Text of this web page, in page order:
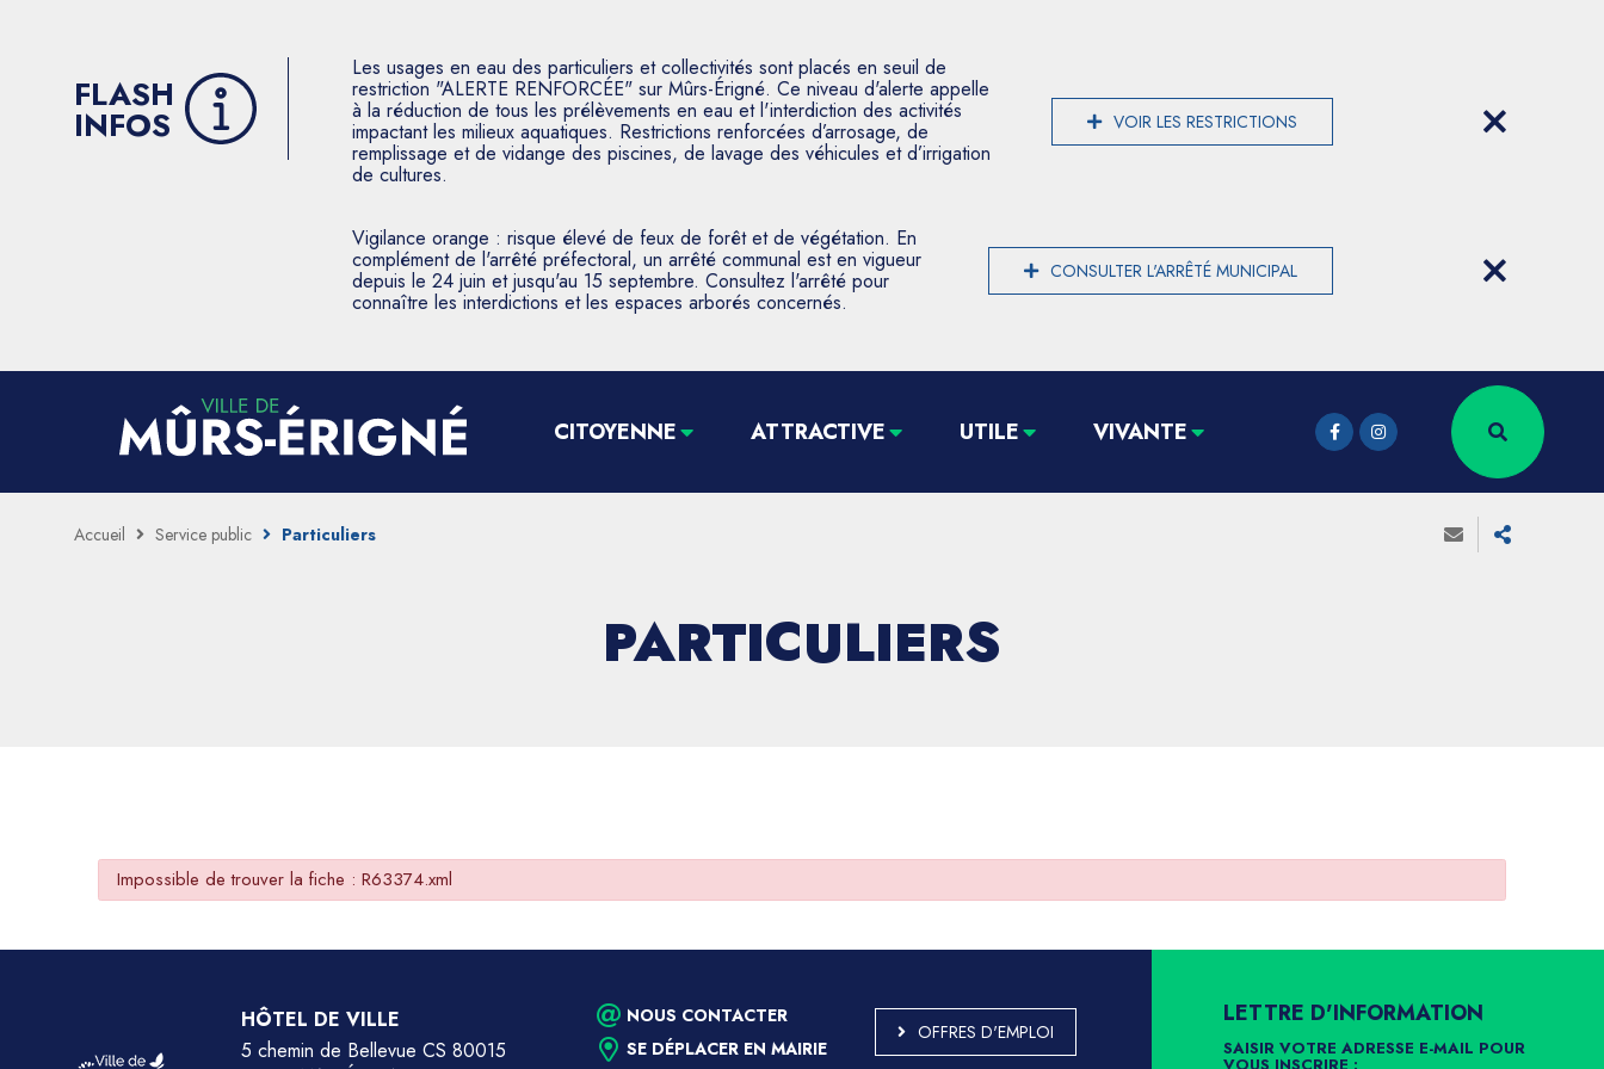
FLASH
INFOS
Les usages en eau des particuliers et collectivités sont placés en seuil de
restriction "ALERTE RENFORCÉE" sur Mûrs-Érigné. Ce niveau d'alerte appelle
à la réduction de tous les prélèvements en eau et l'interdiction des activités
impactant les milieux aquatiques. Restrictions renforcées d’arrosage, de
remplissage et de vidange des piscines, de lavage des véhicules et d’irrigation
de cultures.
VOIR LES RESTRICTIONS
Vigilance orange : risque élevé de feux de forêt et de végétation. En
complément de l'arrêté préfectoral, un arrêté communal est en vigueur
depuis le 24 juin et jusqu'au 15 septembre. Consultez l'arrêté pour
connaître les interdictions et les espaces arborés concernés.
CONSULTER L'ARRÊTÉ MUNICIPAL
CITOYENNE ATTRACTIVE UTILE VIVANTE
Accueil Service public Particuliers
PARTICULIERS
Impossible de trouver la fiche : R63374.xml
HÔTEL DE VILLE
5 chemin de Bellevue CS 80015
NOUS CONTACTER
SE DÉPLACER EN MAIRIE
OFFRES D'EMPLOI
LETTRE D'INFORMATION
SAISIR VOTRE ADRESSE E-MAIL POUR